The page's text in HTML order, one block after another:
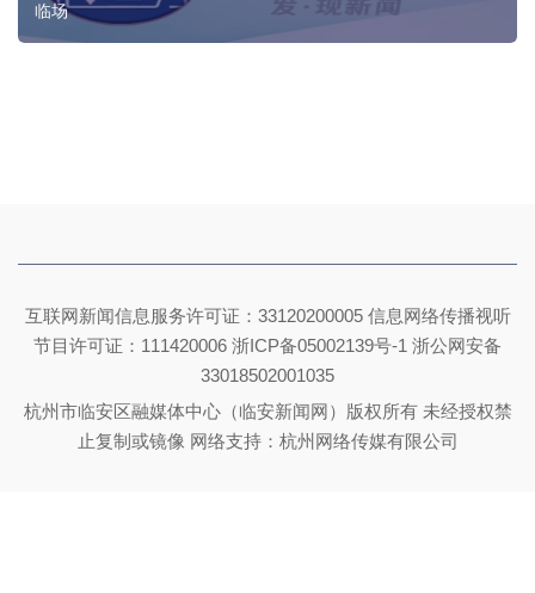
临场
互联网新闻信息服务许可证：33120200005 信息网络传播视听
节目许可证：111420006 浙ICP备05002139号-1 浙公网安备
33018502001035
杭州市临安区融媒体中心（临安新闻网）版权所有 未经授权禁
止复制或镜像 网络支持：杭州网络传媒有限公司